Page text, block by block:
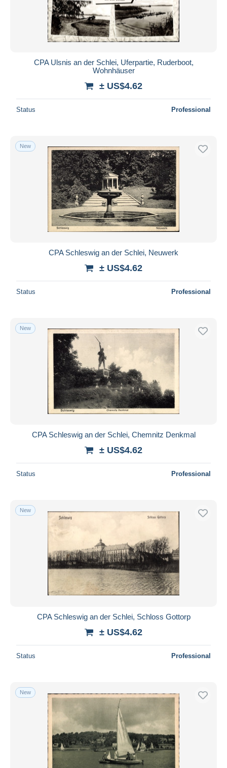
CPA Ulsnis an der Schlei, Uferpartie, Ruderboot,
Wohnhäuser
± US$4.62
Status Professional
New
CPA Schleswig an der Schlei, Neuwerk
± US$4.62
Status Professional
New
CPA Schleswig an der Schlei, Chemnitz Denkmal
± US$4.62
Status Professional
New
CPA Schleswig an der Schlei, Schloss Gottorp
± US$4.62
Status Professional
New